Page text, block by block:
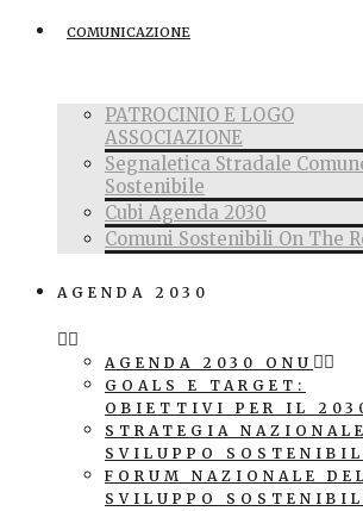
COMUNICAZIONE
PATROCINIO E LOGO
ASSOCIAZIONE
Segnaletica Stradale
Sostenibile
Cubi Agenda 2030
Comuni Sostenibili On The
AGENDA 2030
AGENDA 2030 ONU
GOALS E TARGET:
OBIETTIVI PER IL
STRATEGIA
SVILUPPO
FORUM NAZIONALE
SVILUPPO